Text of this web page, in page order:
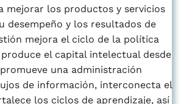
mejorar los productos y servicios
desempeño y los resultados de
mejora el ciclo de la política
el capital intelectual desde
una administración
de información, interconecta el
los ciclos de aprendizaje, así